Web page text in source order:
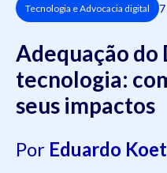
Tecnologia e Advocacia digital
Adequação do
tecnologia:
seus impactos
Por Eduardo